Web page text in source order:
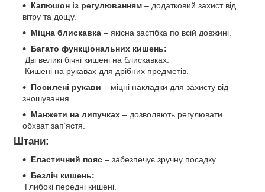
Капюшон із регулюванням – додатковий захист від
вітру та дощу.
Міцна блискавка – якісна застібка по всій довжині.
Багато функціональних кишень:
Дві великі бічні кишені на блискавках.
Кишені на рукавах для дрібних предметів.
Посилені рукави – міцні накладки для захисту від
зношування.
Манжети на липучках – дозволяють регулювати
обхват зап’ястя.
Штани:
Еластичний пояс – забезпечує зручну посадку.
Безліч кишень:
Глибокі передні кишені.